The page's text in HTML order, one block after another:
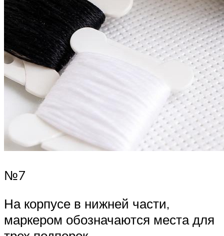
№7
На корпусе в нижней части,
маркером обозначаются места для